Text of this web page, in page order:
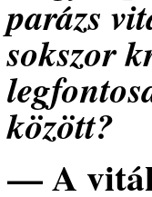
parázs
sokszor
között?
— A